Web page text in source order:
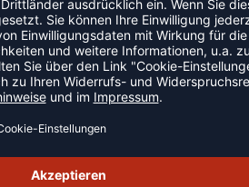
NEW
-35%